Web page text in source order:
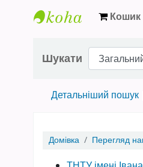
Кошик
Шукати
Детальніший пошук
Домівка Перегляд